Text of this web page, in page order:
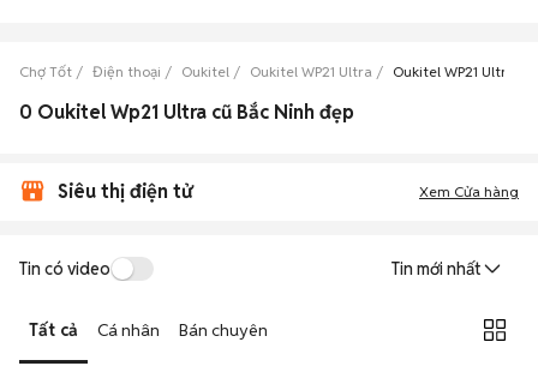
Chợ Tốt Điện thoại Oukitel Oukitel WP21 Ultra Oukitel WP21 Ultra
0 Oukitel Wp21 Ultra cũ Bắc Ninh đẹp
Siêu thị điện tử Xem Cửa hàng
Tin có video Tin mới nhất
Tất cả Cá nhân Bán chuyên